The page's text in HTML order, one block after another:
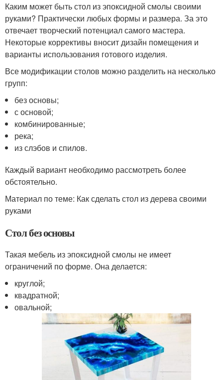
Каким может быть стол из эпоксидной смолы своими
руками? Практически любых формы и размера. За это
отвечает творческий потенциал самого мастера.
Некоторые коррективы вносит дизайн помещения и
варианты использования готового изделия.
Все модификации столов можно разделить на несколько
групп:
без основы;
с основой;
комбинированные;
река;
из слэбов и спилов.
Каждый вариант необходимо рассмотреть более
обстоятельно.
Материал по теме: Как сделать стол из дерева своими
руками
Стол без основы
Такая мебель из эпоксидной смолы не имеет
ограничений по форме. Она делается:
круглой;
квадратной;
овальной;